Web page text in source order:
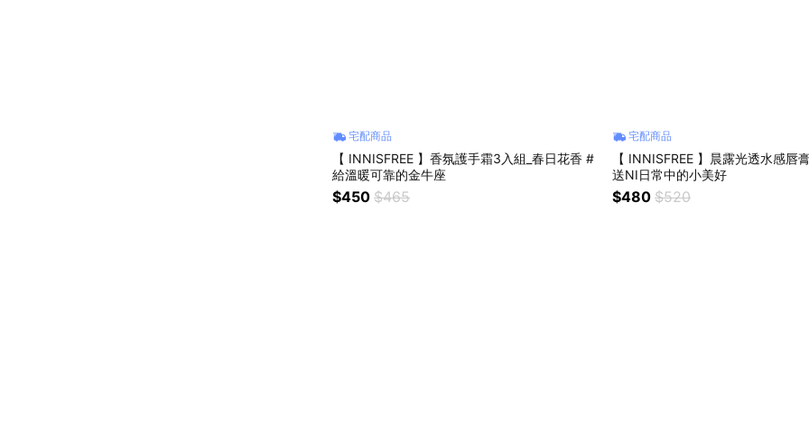
宅配商品
【 INNISFREE 】香氛護手霜3入組_春日花香 #
給溫暖可靠的金牛座
$450 $465
宅配商品
【 INNISFREE 】晨露光透水感唇
送NI日常中的小美好
$480 $520